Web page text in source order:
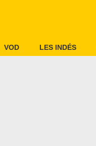
VOD LES INDÉS